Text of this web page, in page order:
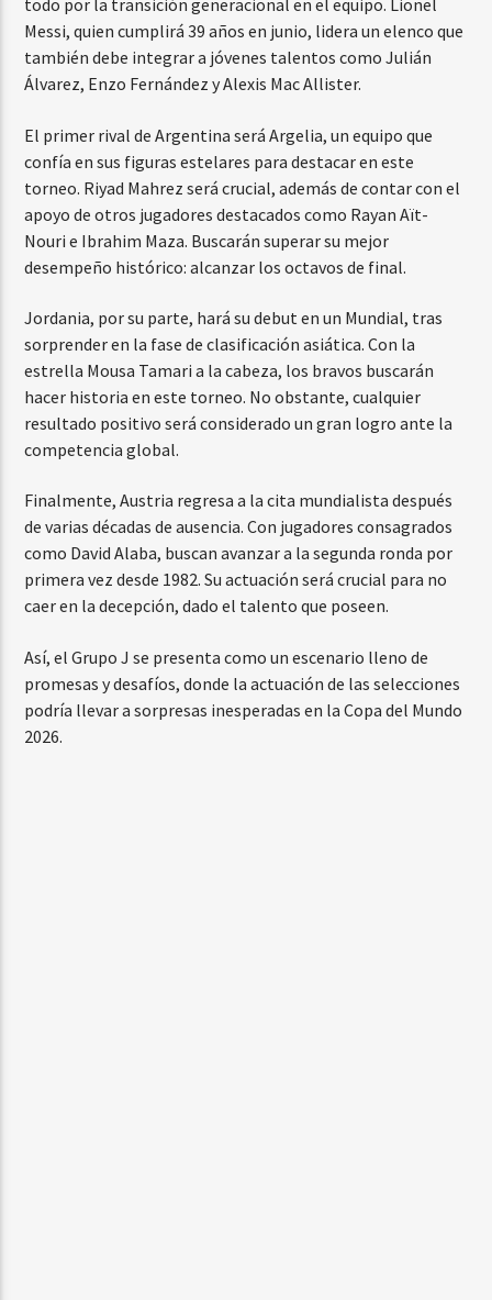
todo por la transición generacional en el equipo. Lionel
Messi, quien cumplirá 39 años en junio, lidera un elenco que
también debe integrar a jóvenes talentos como Julián
Álvarez, Enzo Fernández y Alexis Mac Allister.
El primer rival de Argentina será Argelia, un equipo que
confía en sus figuras estelares para destacar en este
torneo. Riyad Mahrez será crucial, además de contar con el
apoyo de otros jugadores destacados como Rayan Aït-
Nouri e Ibrahim Maza. Buscarán superar su mejor
desempeño histórico: alcanzar los octavos de final.
Jordania, por su parte, hará su debut en un Mundial, tras
sorprender en la fase de clasificación asiática. Con la
estrella Mousa Tamari a la cabeza, los bravos buscarán
hacer historia en este torneo. No obstante, cualquier
resultado positivo será considerado un gran logro ante la
competencia global.
Finalmente, Austria regresa a la cita mundialista después
de varias décadas de ausencia. Con jugadores consagrados
como David Alaba, buscan avanzar a la segunda ronda por
primera vez desde 1982. Su actuación será crucial para no
caer en la decepción, dado el talento que poseen.
Así, el Grupo J se presenta como un escenario lleno de
promesas y desafíos, donde la actuación de las selecciones
podría llevar a sorpresas inesperadas en la Copa del Mundo
2026.